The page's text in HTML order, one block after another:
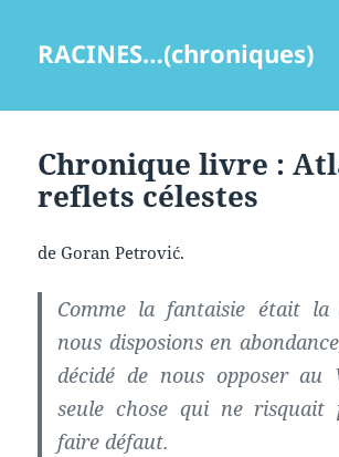
RACINES…(chroniques)
Chronique livre :
reflets célestes
de Goran Petrović.
Comme la fantaisie était la
nous disposions en
décidé de nous opposer au
seule chose qui ne risquait
faire défaut.